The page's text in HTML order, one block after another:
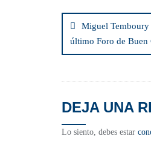
Miguel Temboury
último Foro de Buen
DEJA UNA
Lo siento, debes estar